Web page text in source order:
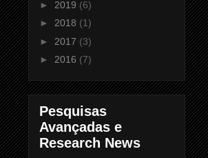
► 2019 (6)
► 2018 (1)
► 2017 (3)
► 2016 (7)
Pesquisas
Avançadas e
Research News